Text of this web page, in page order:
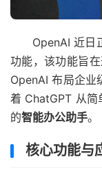
OpenAI 近日
功能，该功能旨
OpenAI 布局企业
着 ChatGPT 从简
的智能办公助手。
核心功能与